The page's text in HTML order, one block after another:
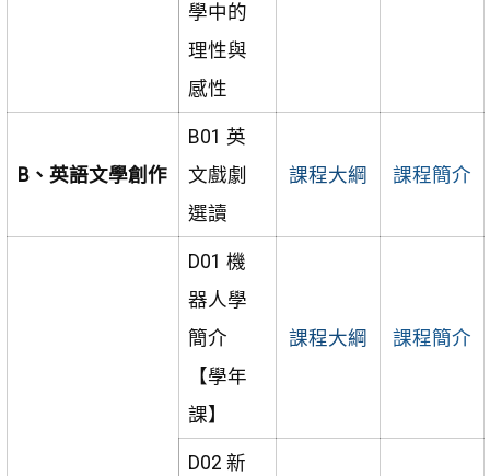
學中的
理性與
感性
B、英語文學創作
B01 英
文戲劇
選讀
課程大綱 課程簡介
D01 機
器人學
簡介
【學年
課】
課程大綱 課程簡介
D02 新